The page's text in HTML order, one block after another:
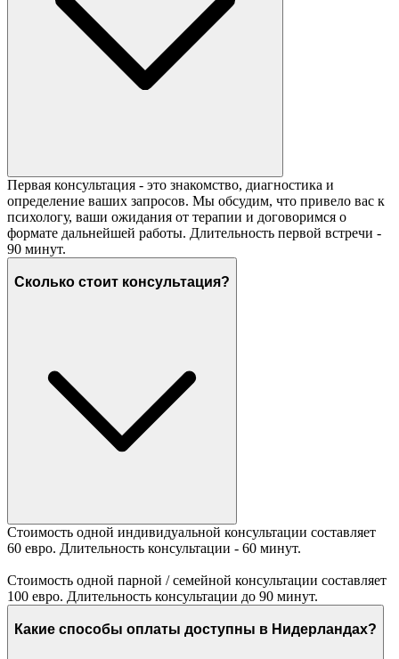
Первая консультация - это знакомство, диагностика и
определение ваших запросов. Мы обсудим, что привело вас к
психологу, ваши ожидания от терапии и договоримся о
формате дальнейшей работы. Длительность первой встречи -
90 минут.
Сколько стоит консультация?
Стоимость одной индивидуальной консультации составляет
60 евро. Длительность консультации - 60 минут.
Стоимость одной парной / семейной консультации составляет
100 евро. Длительность консультации до 90 минут.
Какие способы оплаты доступны в Нидерландах?